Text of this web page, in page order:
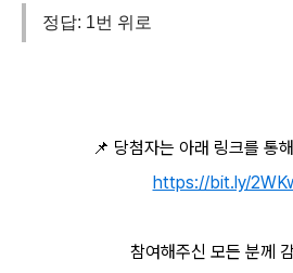
정답: 1번 위로
📌 당첨자는 아래 링크를 통
https://bit.ly/
참여해주신 모든 분께